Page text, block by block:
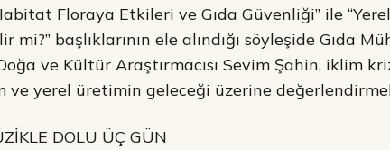
Floraya Etkileri ve Gıda Güvenliği” ile
mi?” başlıklarının ele alındığı söyleşide Gıda
ve Kültür Araştırmacısı Sevim Şahin, iklim
ve yerel üretimin geleceği üzerine
DOLU ÜÇ GÜN